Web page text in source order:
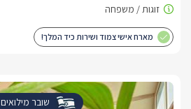
מארח אישי צמוד ושירות כיד המלך!
שובר מילואים